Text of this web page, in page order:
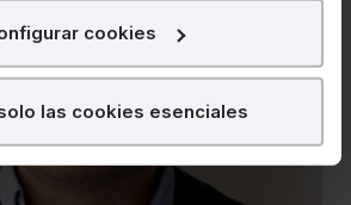
las cookies para que tu
sea óptima
cookies
las cookies esenciales
Ver ficha